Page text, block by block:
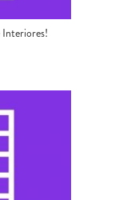
Interiores!